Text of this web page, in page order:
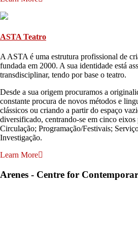
ASTA Teatro
A ASTA é uma estrutura profissional de
fundada em 2000. A sua identidade está
transdisciplinar, tendo por base o teatro.
Desde a sua origem procuramos a
constante procura de novos métodos e
clássicos ou criando a partir do espaço
diversificado, centrando-se em cinco
Circulação; Programação/Festivais;
Investigação.
Learn More
Arenes - Centre for